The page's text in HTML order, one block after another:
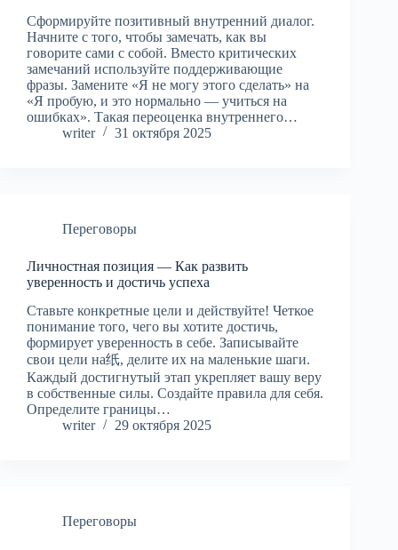
Сформируйте позитивный внутренний диалог.
Начните с того, чтобы замечать, как вы
говорите сами с собой. Вместо критических
замечаний используйте поддерживающие
фразы. Замените «Я не могу этого сделать» на
«Я пробую, и это нормально — учиться на
ошибках». Такая переоценка внутреннего…
writer
31 октября 2025
Переговоры
Личностная позиция — Как развить
уверенность и достичь успеха
Ставьте конкретные цели и действуйте! Четкое
понимание того, чего вы хотите достичь,
формирует уверенность в себе. Записывайте
свои цели на纸, делите их на маленькие шаги.
Каждый достигнутый этап укрепляет вашу веру
в собственные силы. Создайте правила для себя.
Определите границы…
writer
29 октября 2025
Переговоры